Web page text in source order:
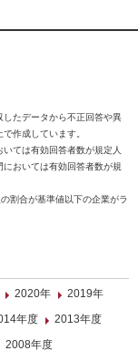
たデータから不正回答や異
作成しています。
ては有効回答者数が規定人
おいては有効回答者数が規
割合が基準値以下の企業がラ
2020年
2019年
年度
2013年度
2008年度